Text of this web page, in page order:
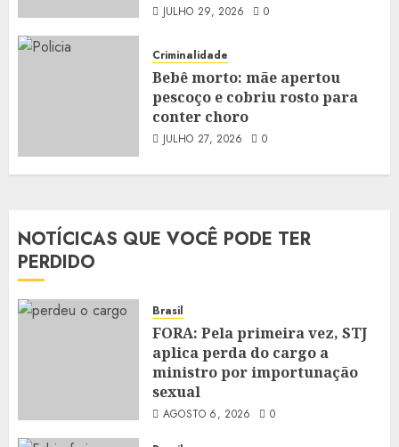
JULHO 29, 2026 0
Criminalidade
Bebê morto: mãe apertou
pescoço e cobriu rosto para
conter choro
JULHO 27, 2026 0
NOTÍCICAS QUE VOCÊ PODE TER
PERDIDO
Brasil
FORA: Pela primeira vez, STJ
aplica perda do cargo a
ministro por importunação
sexual
AGOSTO 6, 2026 0